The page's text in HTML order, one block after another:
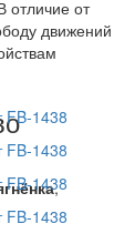
отличие от
движений
,